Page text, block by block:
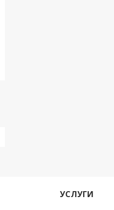
УСЛУГИ